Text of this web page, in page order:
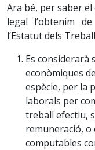
Ara bé, per saber
legal l’obtenim
l’Estatut dels
Es considerarà
econòmiques
espècie, per la
laborals per
treball efectiu,
remuneració, o
computables